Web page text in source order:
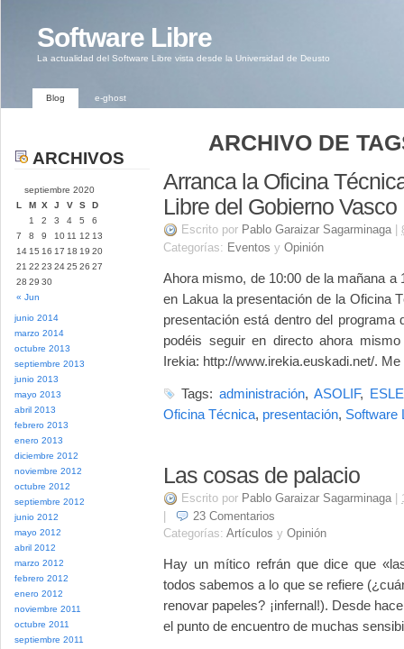
Software Libre
La actualidad del Software Libre vista desde la Universidad de Deusto
Blog e-ghost
ARCHIVOS
septiembre 2020
L
M X J V S D
« Jun
1 2 3 4 5
6
7
8 9 10 11 12 13
14 15 16 17 18 19 20
21 22 23 2425 26 27
28 29 30
junio 2014
marzo 2014
octubre 2013
septiembre 2013
junio 2013
mayo 2013
abril 2013
febrero 2013
enero 2013
diciembre 2012
noviembre 2012
octubre 2012
septiembre 2012
junio 2012
mayo 2012
abril 2012
marzo 2012
febrero 2012
enero 2012
noviembre 2011
octubre 2011
septiembre 2011
ARCHIVO DE
Arranca la Oficina
Libre del Gobierno Vasco
Escrito por Pablo Garaizar Sagarminaga
Categorías: Eventos y Opinión
Ahora mismo, de 10:00 de la mañana a
en Lakua la presentación de la Oficina
presentación está dentro del
podéis seguir en directo ahora
Irekia: http://www.irekia.euskadi.net/.
Tags:administración,ASOLIF, ESLE
Oficina Técnica, presentación, Software
Las cosas de palacio
Escrito por Pablo Garaizar Sagarminaga
23 Comentarios
Categorías: Artículos y Opinión
Hay un mítico refrán que dice que
todos sabemos a lo que se refiere
renovar papeles? ¡infernal!). Desde
el punto de encuentro de muchas